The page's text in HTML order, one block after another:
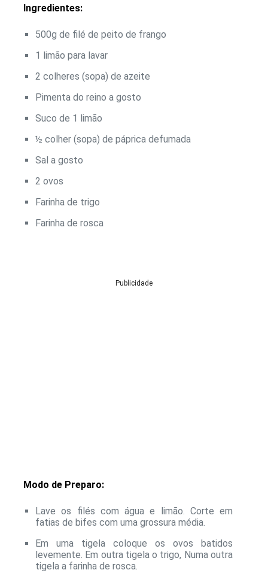
Ingredientes:
500g de filé de peito de frango
1 limão para lavar
2 colheres (sopa) de azeite
Pimenta do reino a gosto
Suco de 1 limão
½ colher (sopa) de páprica defumada
Sal a gosto
2 ovos
Farinha de trigo
Farinha de rosca
Publicidade
Modo de Preparo:
Lave os filés com água e limão. Corte em
fatias de bifes com uma grossura média.
Em uma tigela coloque os ovos batidos
levemente. Em outra tigela o trigo, Numa outra
tigela a farinha de rosca.